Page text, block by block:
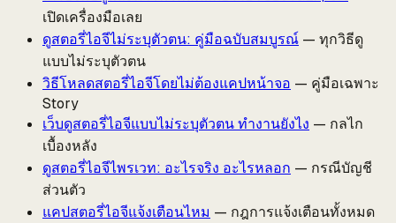
เปิดเครื่องมือเลย
ดูสตอรี่ไอจีไม่ระบุตัวตน: คู่มือฉบับสมบูรณ์ — ทุกวิธีดู
แบบไม่ระบุตัวตน
วิธีโหลดสตอรี่ไอจีโดยไม่ต้องแคปหน้าจอ — คู่มือเฉพาะ
Story
เว็บดูสตอรี่ไอจีแบบไม่ระบุตัวตน ทำงานยังไง — กลไก
เบื้องหลัง
ดูสตอรี่ไอจีไพรเวท: อะไรจริง อะไรหลอก — กรณีบัญชี
ส่วนตัว
แคปสตอรี่ไอจีแจ้งเตือนไหม — กฎการแจ้งเตือนทั้งหมด